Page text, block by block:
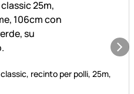
recinto per polli, 25m,